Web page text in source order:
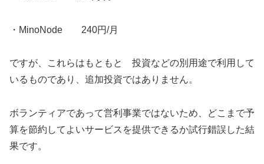
・MinoNode 240円/月
ですが、これらはもともと 投資などの別用途で利用して
いるものであり、追加投資ではありません。
ボランティアであって営利事業ではないため、どこまで予
算を節約してよいサービスを提供できるか試行錯誤した結
果です。